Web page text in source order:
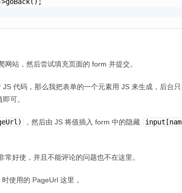
站，然后尝试填充页面的 form 并提交。
代码，那么我把表单的一个元素用 JS 来生成，后台只
可。
，然后由 JS 将值插入 form 中的隐藏
input[nam
好使，并且不能评论的问题也不在这里。
使用的 PageUrl 这里，